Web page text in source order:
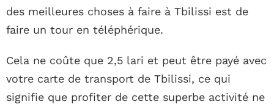
des meilleures choses à faire à Tbilissi est de
faire un tour en téléphérique.
Cela ne coûte que 2,5 lari et peut être payé avec
votre carte de transport de Tbilissi, ce qui
signifie que profiter de cette superbe activité ne